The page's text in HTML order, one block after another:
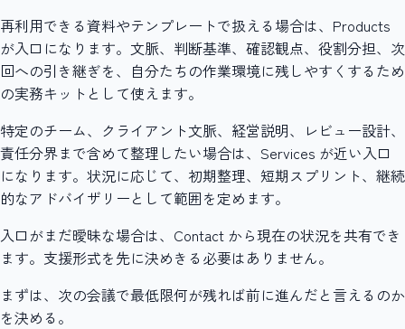
再利用できる資料やテンプレートで扱える場合は、Products
が入口になります。文脈、判断基準、確認観点、役割分担、次
回への引き継ぎを、自分たちの作業環境に残しやすくするため
の実務キットとして使えます。
特定のチーム、クライアント文脈、経営説明、レビュー設計、
責任分界まで含めて整理したい場合は、Services が近い入口
になります。状況に応じて、初期整理、短期スプリント、継続
的なアドバイザリーとして範囲を定めます。
入口がまだ曖昧な場合は、Contact から現在の状況を共有でき
ます。支援形式を先に決めきる必要はありません。
まずは、次の会議で最低限何が残れば前に進んだと言えるのか
を決める。